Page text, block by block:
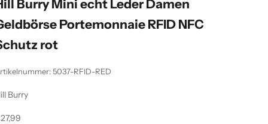
Burry Mini echt Leder Damen
Portemonnaie RFID NFC
rot
5037-RFID-RED
Burry